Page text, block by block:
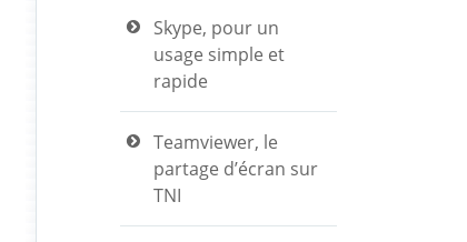
Skype, pour un
usage simple et
rapide
Teamviewer, le
partage d’écran sur
TNI